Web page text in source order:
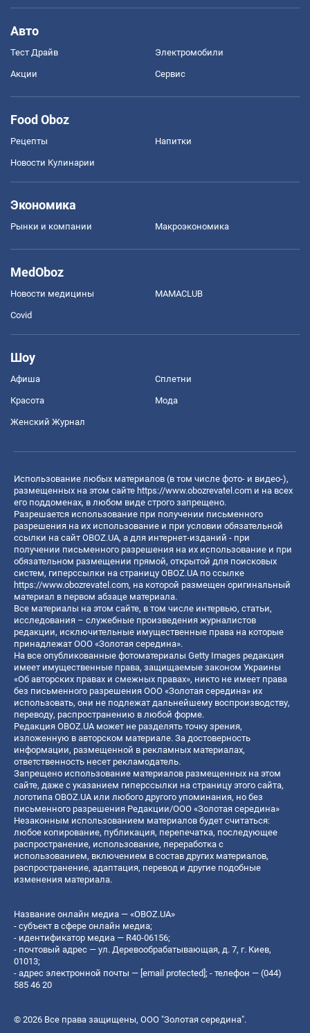
Авто
Тест Драйв Электромобили
Акции Сервис
Food Oboz
Рецепты Напитки
Новости Кулинарии
Экономика
Рынки и компании Mакроэкономика
MedOboz
Новости медицины MAMACLUB
Covid
Шоу
Афиша Сплетни
Красота Мода
Женский Журнал
Использование любых материалов (в том числе фото- и видео-),
размещенных на этом сайте https://www.obozrevatel.com и на всех
его поддоменах, в любом виде строго запрещено.
Разрешается использование при получении письменного
разрешения на их использование и при условии обязательной
ссылки на сайт OBOZ.UA, а для интернет-изданий - при
получении письменного разрешения на их использование и при
обязательном размещении прямой, открытой для поисковых
систем, гиперссылки на страницу OBOZ.UA по ссылке
https://www.obozrevatel.com, на которой размещен оригинальный
материал в первом абзаце материала.
Все материалы на этом сайте, в том числе интервью, статьи,
исследования – служебные произведения журналистов
редакции, исключительные имущественные права на которые
принадлежат ООО «Золотая середина».
На все опубликованные фотоматериалы Getty Images редакция
имеет имущественные права, защищаемые законом Украины
«Об авторских правах и смежных правах», никто не имеет права
без письменного разрешения ООО «Золотая середина» их
использовать, они не подлежат дальнейшему воспроизводству,
переводу, распространению в любой форме.
Редакция OBOZ.UA может не разделять точку зрения,
изложенную в авторском материале. За достоверность
информации, размещенной в рекламных материалах,
ответственность несет рекламодатель.
Запрещено использование материалов размещенных на этом
сайте, даже с указанием гиперссылки на страницу этого сайта,
логотипа OBOZ.UA или любого другого упоминания, но без
письменного разрешения Редакции/ООО «Золотая середина»
Незаконным использованием материалов будет считаться:
любое копирование, публикация, перепечатка, последующее
распространение, использование, переработка с
использованием, включением в состав других материалов,
распространение, адаптация, перевод и другие подобные
изменения материала.
Название онлайн медиа — «OBOZ.UA»
- субъект в сфере онлайн медиа;
- идентификатор медиа — R40-06156;
- почтовый адрес — ул. Деревообрабатывающая, д. 7, г. Киев,
01013;
- адрес электронной почты — [email protected]; - телефон — (044)
585 46 20
© 2026 Все права защищены, ООО "Золотая середина".